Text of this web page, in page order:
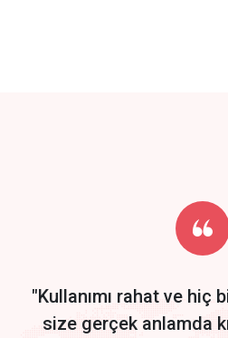
Start by trying our service for 30 days free
required.
"Kullanımı rahat ve hiç
size gerçek anlamda